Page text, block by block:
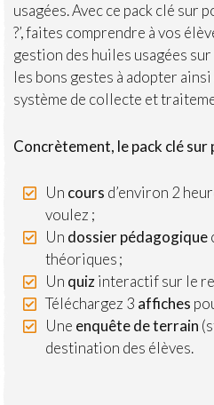
usagées. Avec ce pack clé sur
?’, faites comprendre à vos
gestion des huiles usagées
les bons gestes à adopter
système de collecte et
Concrètement, le pack clé
Un cours d’environ 2
voulez ;
Un dossier pédagogique
théoriques ;
Un quizinteractif sur le
Téléchargez 3 affiches
Une enquête de terrain
destination des élèves.